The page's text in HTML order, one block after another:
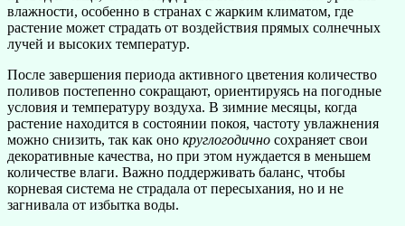
влажности, особенно в странах с жарким климатом, где
растение может страдать от воздействия прямых солнечных
лучей и высоких температур.
После завершения периода активного цветения количество
поливов постепенно сокращают, ориентируясь на погодные
условия и температуру воздуха. В зимние месяцы, когда
растение находится в состоянии покоя, частоту увлажнения
можно снизить, так как оно круглогодично сохраняет свои
декоративные качества, но при этом нуждается в меньшем
количестве влаги. Важно поддерживать баланс, чтобы
корневая система не страдала от пересыхания, но и не
загнивала от избытка воды.